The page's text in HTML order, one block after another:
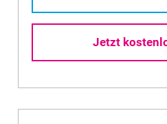
Jetzt